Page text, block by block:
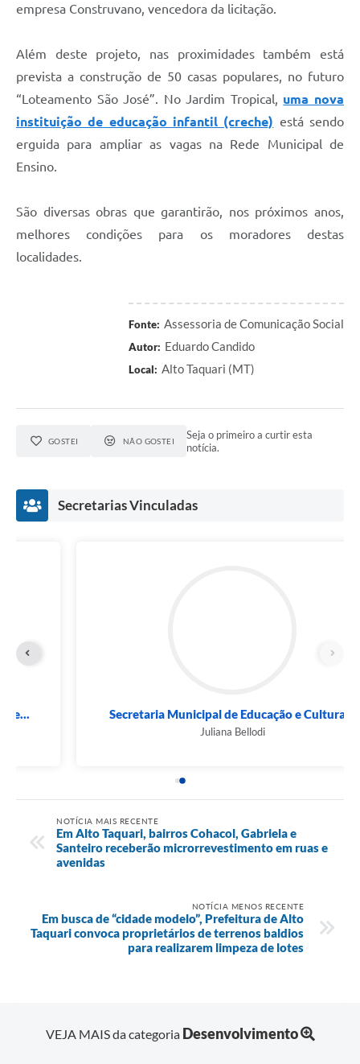
empresa Construvano, vencedora da licitação.
Além deste projeto, nas proximidades também está
prevista a construção de 50 casas populares, no futuro
“Loteamento São José”. No Jardim Tropical, uma nova
instituição de educação infantil (creche) está sendo
erguida para ampliar as vagas na Rede Municipal de
Ensino.
São diversas obras que garantirão, nos próximos anos,
melhores condições para os moradores destas
localidades.
Fonte: Assessoria de Comunicação Social
Autor: Eduardo Candido
Local: Alto Taquari (MT)
GOSTEI NÃO GOSTEI
Seja o primeiro a curtir esta
notícia.
Secretarias Vinculadas
Secretaria Municipal de Educação e Cultura...
Juliana Bellodi
NOTÍCIA MAIS RECENTE
Em Alto Taquari, bairros Cohacol, Gabriela e
Santeiro receberão microrrevestimento em ruas e
avenidas
NOTÍCIA MENOS RECENTE
Em busca de “cidade modelo”, Prefeitura de Alto
Taquari convoca proprietários de terrenos baldios
para realizarem limpeza de lotes
VEJA MAIS da categoria Desenvolvimento